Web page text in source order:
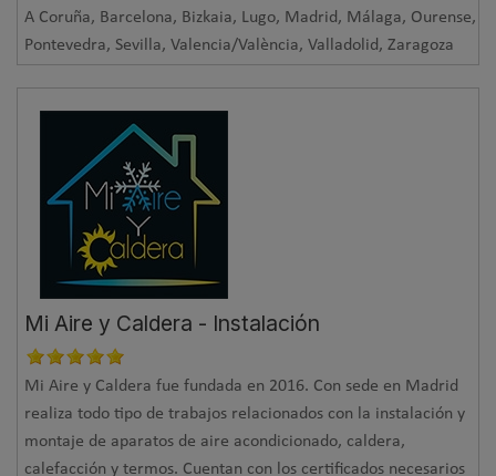
A Coruña, Barcelona, Bizkaia, Lugo, Madrid, Málaga, Ourense,
Pontevedra, Sevilla, Valencia/València, Valladolid, Zaragoza
Mi Aire y Caldera - Instalación
Mi Aire y Caldera fue fundada en 2016. Con sede en Madrid
realiza todo tipo de trabajos relacionados con la instalación y
montaje de aparatos de aire acondicionado, caldera,
calefacción y termos. Cuentan con los certificados necesarios